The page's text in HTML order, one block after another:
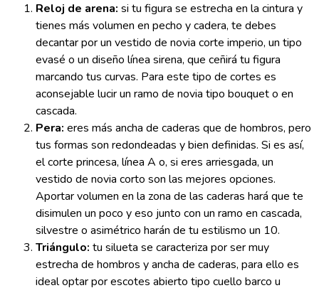
Reloj de arena: si tu figura se estrecha en la cintura y
tienes más volumen en pecho y cadera, te debes
decantar por un vestido de novia corte imperio, un tipo
evasé o un diseño línea sirena, que ceñirá tu figura
marcando tus curvas. Para este tipo de cortes es
aconsejable lucir un ramo de novia tipo bouquet o en
cascada.
Pera: eres más ancha de caderas que de hombros, pero
tus formas son redondeadas y bien definidas. Si es así,
el corte princesa, línea A o, si eres arriesgada, un
vestido de novia corto son las mejores opciones.
Aportar volumen en la zona de las caderas hará que te
disimulen un poco y eso junto con un ramo en cascada,
silvestre o asimétrico harán de tu estilismo un 10.
Triángulo: tu silueta se caracteriza por ser muy
estrecha de hombros y ancha de caderas, para ello es
ideal optar por escotes abierto tipo cuello barco u